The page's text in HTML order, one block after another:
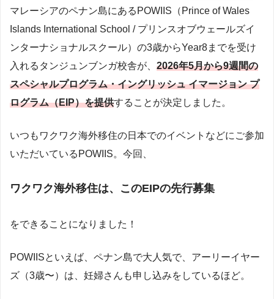
マレーシアのペナン島にあるPOWIIS（Prince of Wales
Islands International School / プリンスオブウェールズイ
ンターナショナルスクール）の3歳からYear8までを受け
入れるタンジュンブンガ校舎が、 2026年5月から9週間の
スペシャルプログラム・イングリッシュ イマージョン プ
ログラム（EIP）を提供することが決定しました。
いつもワクワク海外移住の日本でのイベントなどにご参加
いただいているPOWIIS。今回、
ワクワク海外移住は、このEIPの先行募集
をできることになりました！
POWIISといえば、ペナン島で大人気で、アーリーイヤー
ズ（3歳〜）は、妊婦さんも申し込みをしているほど。